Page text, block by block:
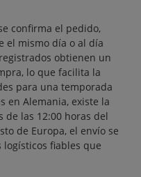
confirma el pedido,
el mismo día o al día
obtienen un
lo que facilita la
para una temporada
en Alemania, existe la
de las 12:00 horas del
de Europa, el envío se
logísticos fiables que